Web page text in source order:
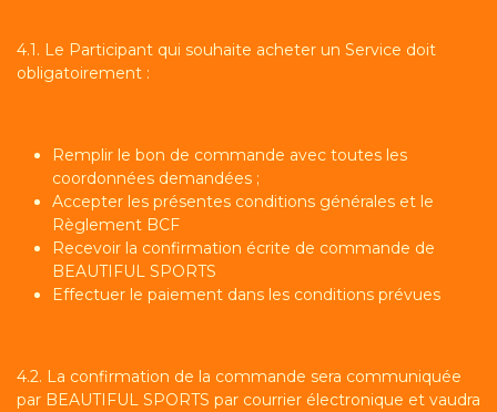
4.1. Le Participant qui souhaite acheter un Service doit
obligatoirement :
Remplir le bon de commande avec toutes les
coordonnées demandées ;
Accepter les présentes conditions générales et le
Règlement BCF
Recevoir la confirmation écrite de commande de
BEAUTIFUL SPORTS
Effectuer le paiement dans les conditions prévues
4.2. La confirmation de la commande sera communiquée
par BEAUTIFUL SPORTS par courrier électronique et vaudra